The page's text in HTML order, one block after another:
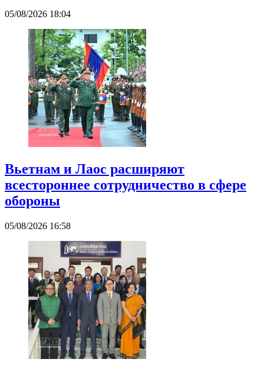
05/08/2026 18:04
Вьетнам и Лаос расширяют
всестороннее сотрудничество в сфере
обороны
05/08/2026 16:58